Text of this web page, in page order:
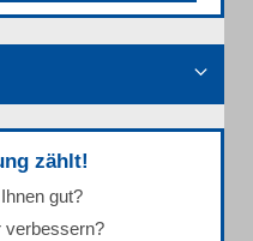
zählt!
gut?
verbessern?